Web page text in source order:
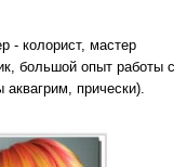
- колорист, мастер
большой опыт работы с
прически).